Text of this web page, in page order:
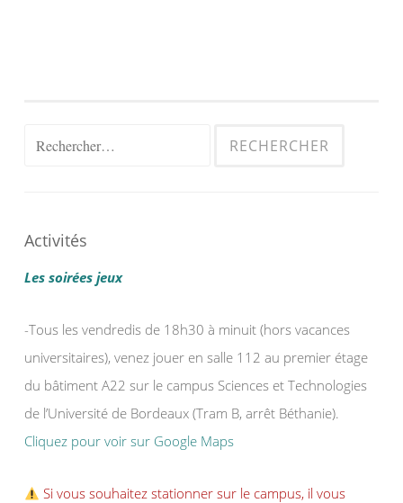
Rechercher :
Activités
Les soirées jeux
-Tous les vendredis de 18h30 à minuit (hors vacances
universitaires), venez jouer en salle 112 au premier étage
du bâtiment A22 sur le campus Sciences et Technologies
de l’Université de Bordeaux (Tram B, arrêt Béthanie).
Cliquez pour voir sur Google Maps
Si vous souhaitez stationner sur le campus, il vous